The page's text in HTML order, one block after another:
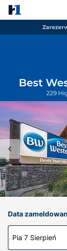
Best
229
Data
Pia 7 Sierpień